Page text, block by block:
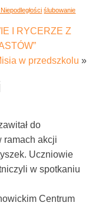
ślubowanie
I RYCERZE Z
w przedszkolu »
do
ramach akcji
Uczniowie
w spotkaniu
Centrum